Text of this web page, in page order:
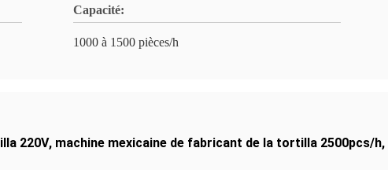
Capacité:
1000 à 1500 pièces/h
220V, machine mexicaine de fabricant de la tortilla 2500pcs/h,